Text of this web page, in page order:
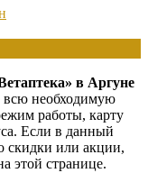
в Аргуне
всю необходимую
работы, карту
Если в данный
скидки или акции,
этой странице.